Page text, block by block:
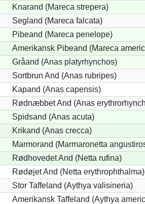
Knarand (Mareca strepera)
Segland (Mareca falcata)
Pibeand (Mareca penelope)
Amerikansk Pibeand (Mareca
Gråand (Anas platyrhynchos)
Sortbrun And (Anas rubripes)
Kapand (Anas capensis)
Rødnæbbet And (Anas
Spidsand (Anas acuta)
Krikand (Anas crecca)
Marmorand (Marmaronetta
Rødhovedet And (Netta rufina)
Rødøjet And (Netta erythrophthalma)
Stor Taffeland (Aythya valisineria)
Amerikansk Taffeland (Aythya